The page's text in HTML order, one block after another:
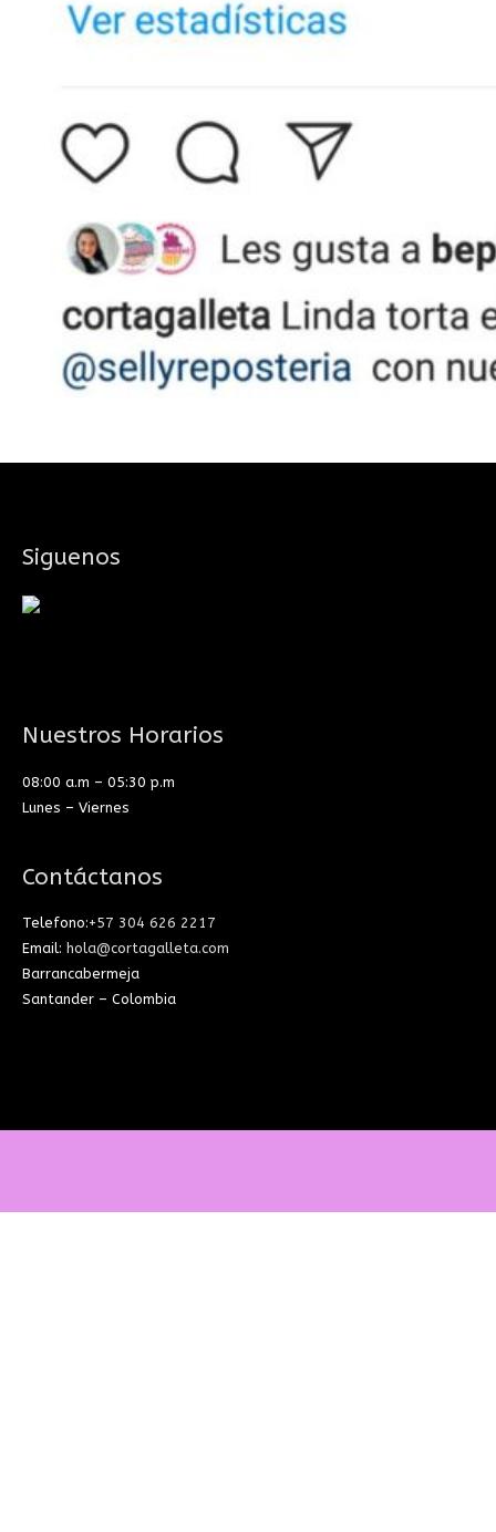
Siguenos
Nuestros Horarios
08:00 a.m – 05:30 p.m
Lunes – Viernes
Contáctanos
Telefono:+57 304 626 2217
Email: hola@cortagalleta.com
Barrancabermeja
Santander – Colombia